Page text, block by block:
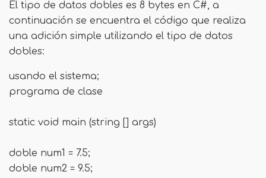
El tipo de datos dobles es 8 bytes en C#, a
continuación se encuentra el código que realiza
una adición simple utilizando el tipo de datos
dobles:
usando el sistema;
programa de clase
static void main (string [] args)
doble num1 = 7.5;
doble num2 = 9.5;